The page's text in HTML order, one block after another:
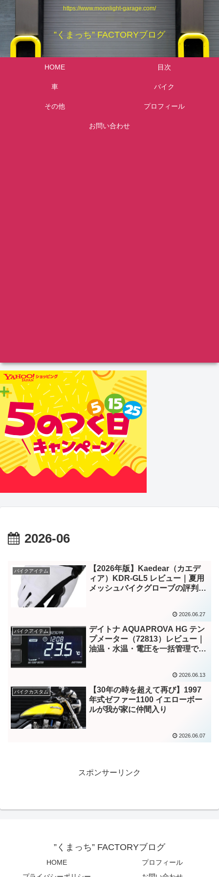
https://www.moonlight-garage.com/
”くまっち” FACTORYブログ
HOME 目次
車 バイク
その他 プロフィール
お問い合わせ
2026-06
バイクアイテム
【2026年版】Kaedear（カエデ
ィア）KDR-GL5 レビュー｜夏用
メッシュバイクグローブの評判・
2026.06.27
バイクアイテム
デイトナ AQUAPROVA HG テン
プメーター（72813）レビュー｜
油温・水温・電圧を一括管理でき
2026.06.13
バイクカスタム
【30年の時を超えて再び】1997
年式ゼファー1100 イエローボー
ルが我が家に仲間入り
2026.06.07
スポンサーリンク
”くまっち” FACTORYブログ
HOME
プロフィール